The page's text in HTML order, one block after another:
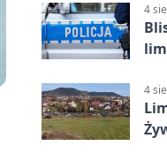
4
4